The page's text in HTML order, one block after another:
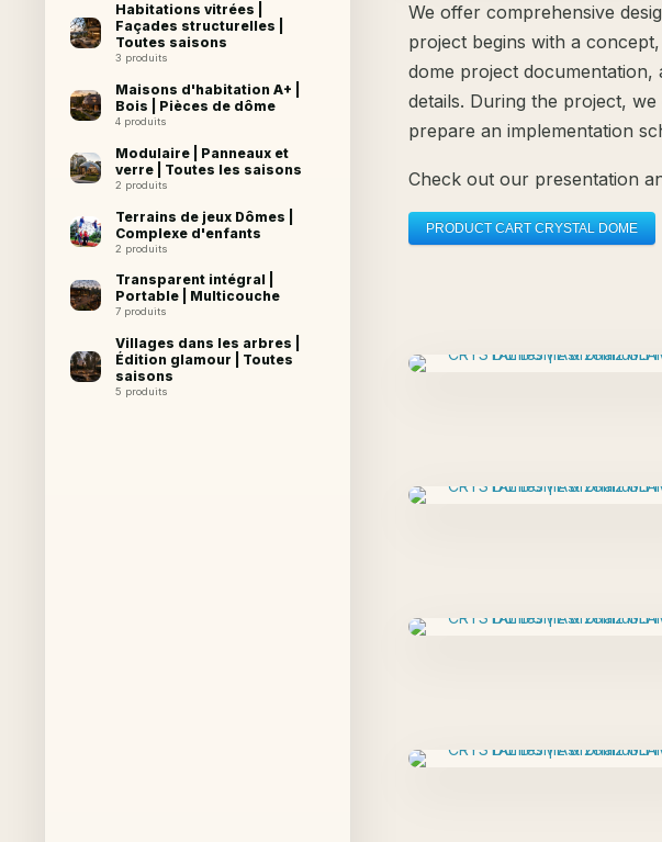
Habitations vitrées |
Façades structurelles |
Toutes saisons
3 produits
Maisons d'habitation A+ |
Bois | Pièces de dôme
4 produits
Modulaire | Panneaux et
verre | Toutes les saisons
2 produits
Terrains de jeux Dômes |
Complexe d'enfants
2 produits
Transparent intégral |
Portable | Multicouche
7 produits
Villages dans les arbres |
Édition glamour | Toutes
saisons
5 produits
We offer comprehensive
project begins with a
dome project documentation,
details. During the project,
prepare an implementation
Check out our presentation
PRODUCT CART CRYSTAL DOME